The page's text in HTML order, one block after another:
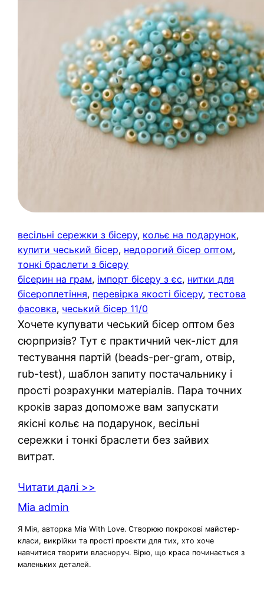
весільні сережки з бісеру, кольє на подарунок
купити чеський бісер, недорогий бісер оптом
тонкі браслети з бісеру
бісерин на грам, імпорт бісеру з єс, нитки для
бісероплетіння, перевірка якості бісеру, тестова
фасовка, чеський бісер 11/0
Хочете купувати чеський бісер оптом без
сюрпризів? Тут є практичний чек-ліст для
тестування партій (beads-per-gram, отвір,
rub-test), шаблон запиту постачальнику і
прості розрахунки матеріалів. Пара точних
кроків зараз допоможе вам запускати
якісні кольє на подарунок, весільні
сережки і тонкі браслети без зайвих
витрат.
Читати далі >>
Mia admin
Я Мія, авторка Mia With Love. Створюю покрокові майстер-
класи, викрійки та прості проєкти для тих, хто хоче
навчитися творити власноруч. Вірю, що краса починається з
маленьких деталей.